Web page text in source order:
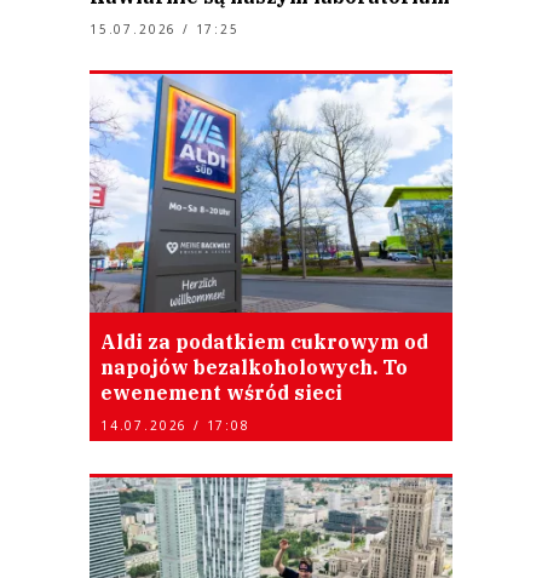
15.07.2026 / 17:25
Aldi za podatkiem cukrowym od
napojów bezalkoholowych. To
ewenement wśród sieci
14.07.2026 / 17:08